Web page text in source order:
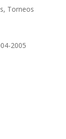
, Torneos
2005